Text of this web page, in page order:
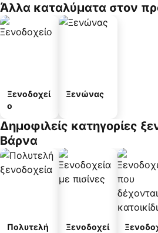
Άλλα καταλύματα στον
Ξενοδοχεί
ο
Ξενώνας
Δημοφιλείς κατηγορίες
Βάρνα
Πολυτελή
Ξενοδοχεί